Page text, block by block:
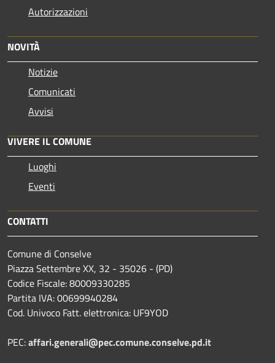
Autorizzazioni
NOVITÀ
Notizie
Comunicati
Avvisi
VIVERE IL COMUNE
Luoghi
Eventi
CONTATTI
Comune di Conselve
Piazza Settembre XX, 32 - 35026 - (PD)
Codice Fiscale: 80009330285
Partita IVA: 00699940284
Cod. Univoco Fatt. elettronica: UF9YOD
PEC:affari.generali@pec.comune.conselve.pd.it